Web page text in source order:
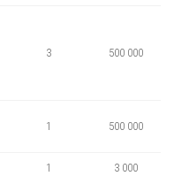
3 500 000
1 500 000
1 3 000